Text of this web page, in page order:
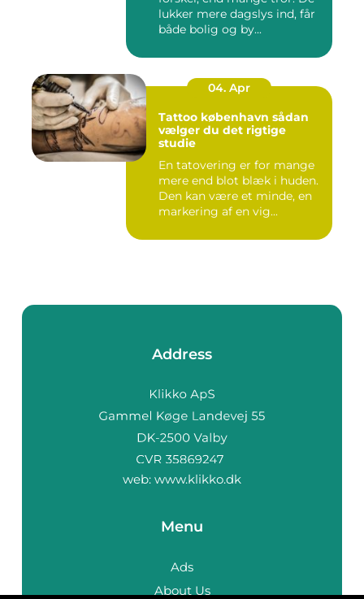
lukker mere dagslys ind, får
både bolig og by...
04. Apr
Tattoo københavn sådan
vælger du det rigtige
studie
En tatovering er for mange
mere end blot blæk i huden.
Den kan være et minde, en
markering af en vig...
Address
web: www.klikko.dk
Menu
Ads
About Us